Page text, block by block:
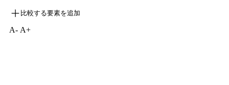
比較する要素を追加